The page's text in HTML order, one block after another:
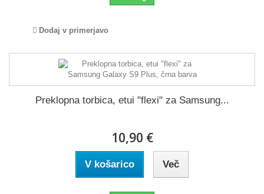
Dodaj v primerjavo
Preklopna torbica, etui "flexi" za Samsung...
10,90 €
V košarico Več